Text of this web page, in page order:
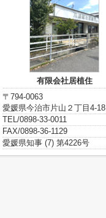
有限会社居植住
〒794-0063
愛媛県今治市片山２丁目4-18
TEL/0898-33-0011
FAX/0898-36-1129
愛媛県知事 (7) 第4226号